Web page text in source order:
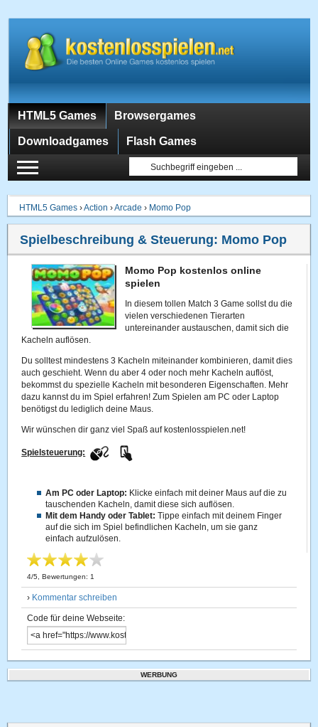
HTML5 Games Browsergames
Downloadgames Flash Games
HTML5 Games ›Action ›Arcade › Momo Pop
Spielbeschreibung & Steuerung: Momo Pop
Momo Pop kostenlos online
spielen
In diesem tollen Match 3 Game sollst du die
vielen verschiedenen Tierarten
untereinander austauschen, damit sich die
Kacheln auflösen.
Du solltest mindestens 3 Kacheln miteinander kombinieren, damit dies
auch geschieht. Wenn du aber 4 oder noch mehr Kacheln auflöst,
bekommst du spezielle Kacheln mit besonderen Eigenschaften. Mehr
dazu kannst du im Spiel erfahren! Zum Spielen am PC oder Laptop
benötigst du lediglich deine Maus.
Wir wünschen dir ganz viel Spaß auf kostenlosspielen.net!
Spielsteuerung:
Am PC oder Laptop: Klicke einfach mit deiner Maus auf die zu
tauschenden Kacheln, damit diese sich auflösen.
Mit dem Handy oder Tablet: Tippe einfach mit deinem Finger
auf die sich im Spiel befindlichen Kacheln, um sie ganz
einfach aufzulösen.
4/5 , Bewertungen: 1
› Kommentar schreiben
Code für deine Webseite:
WERBUNG